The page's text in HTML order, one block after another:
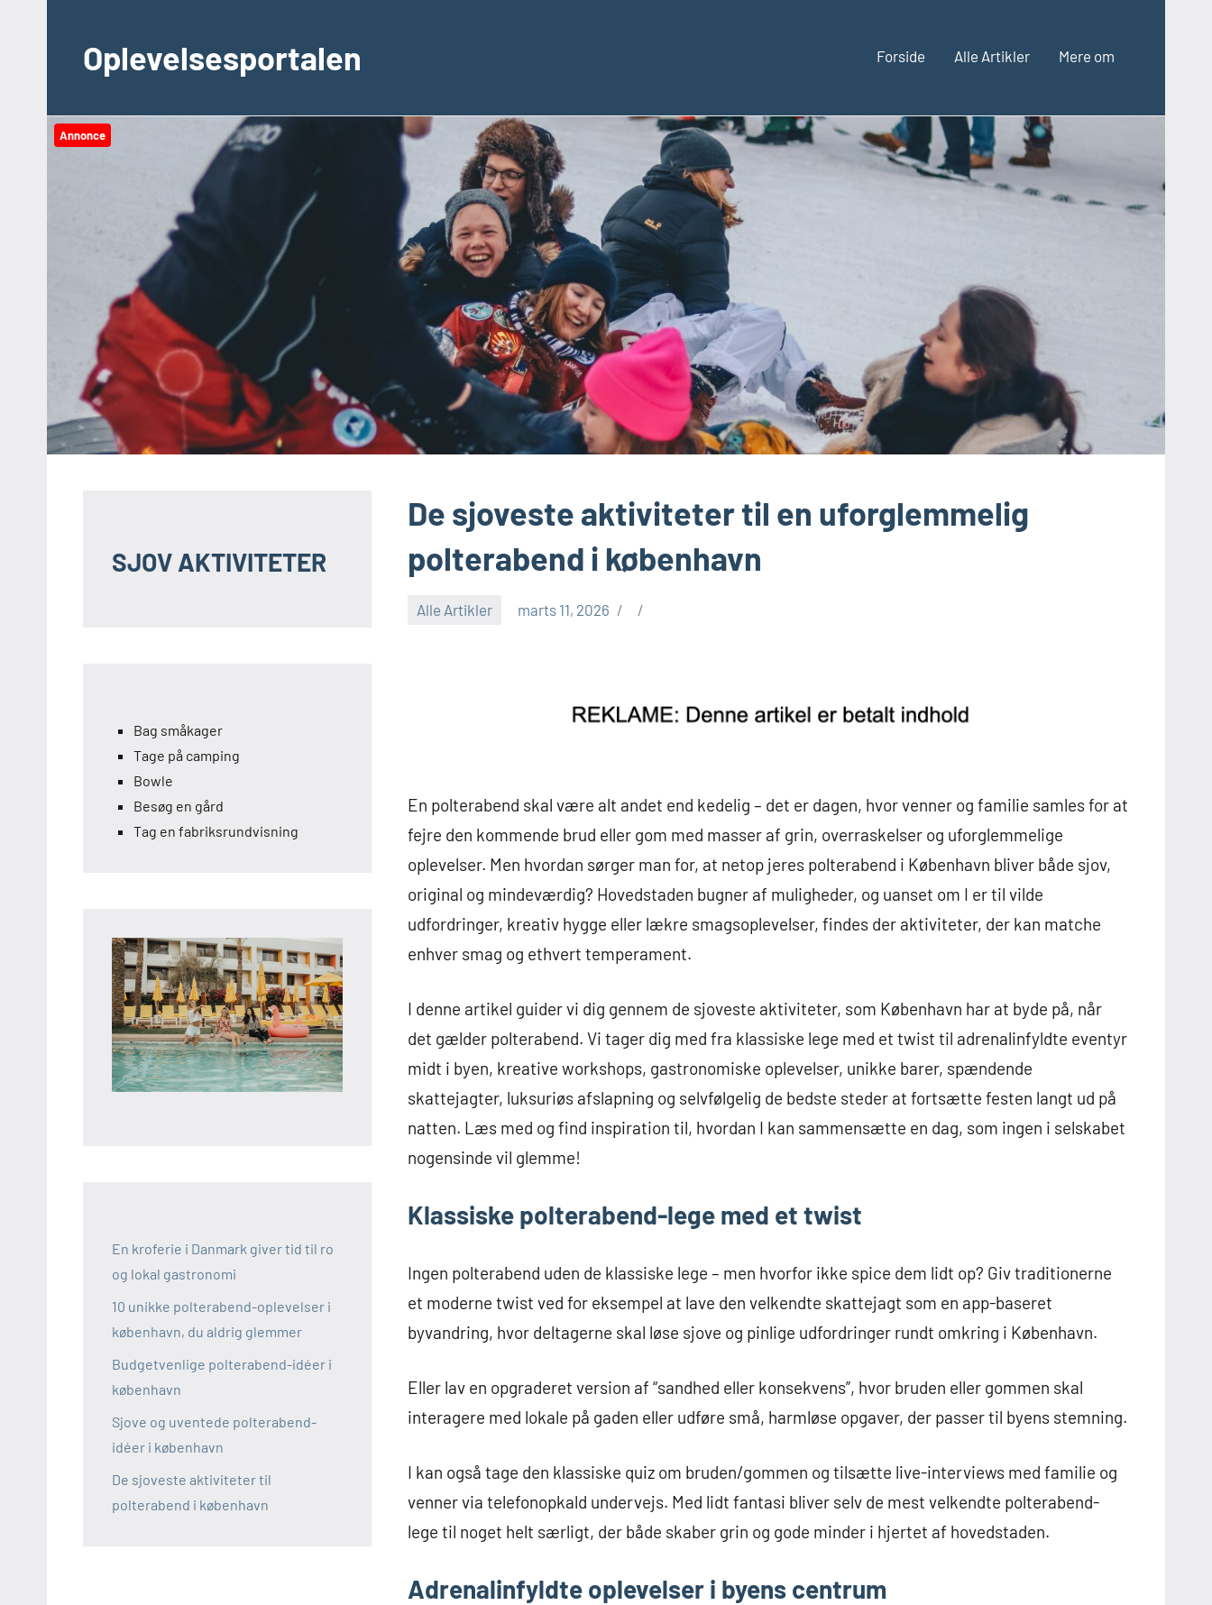
indholdOplevelsesportalen Forside Alle Artikler Mere om
Annonce
De sjoveste aktiviteter til en uforglemmelig
polterabend i københavn
Alle Artikler marts 11, 2026
En polterabend skal være alt andet end kedelig – det er dagen, hvor venner og familie samles for at
fejre den kommende brud eller gom med masser af grin, overraskelser og uforglemmelige
oplevelser. Men hvordan sørger man for, at netop jeres polterabend i København bliver både sjov,
original og mindeværdig? Hovedstaden bugner af muligheder, og uanset om I er til vilde
udfordringer, kreativ hygge eller lækre smagsoplevelser, findes der aktiviteter, der kan matche
enhver smag og ethvert temperament.
I denne artikel guider vi dig gennem de sjoveste aktiviteter, som København har at byde på, når
det gælder polterabend. Vi tager dig med fra klassiske lege med et twist til adrenalinfyldte eventyr
midt i byen, kreative workshops, gastronomiske oplevelser, unikke barer, spændende
skattejagter, luksuriøs afslapning og selvfølgelig de bedste steder at fortsætte festen langt ud på
natten. Læs med og find inspiration til, hvordan I kan sammensætte en dag, som ingen i selskabet
nogensinde vil glemme!
Klassiske polterabend-lege med et twist
Ingen polterabend uden de klassiske lege – men hvorfor ikke spice dem lidt op? Giv traditionerne
et moderne twist ved for eksempel at lave den velkendte skattejagt som en app-baseret
byvandring, hvor deltagerne skal løse sjove og pinlige udfordringer rundt omkring i København.
Eller lav en opgraderet version af “sandhed eller konsekvens”, hvor bruden eller gommen skal
interagere med lokale på gaden eller udføre små, harmløse opgaver, der passer til byens stemning.
I kan også tage den klassiske quiz om bruden/gommen og tilsætte live-interviews med familie og
venner via telefonopkald undervejs. Med lidt fantasi bliver selv de mest velkendte polterabend-
lege til noget helt særligt, der både skaber grin og gode minder i hjertet af hovedstaden.
Adrenalinfyldte oplevelser i byens centrum
SJOV AKTIVITETER
Bag småkager
Tage på camping
Bowle
Besøg en gård
Tag en fabriksrundvisning
En kroferie i Danmark giver tid til ro
og lokal gastronomi
10 unikke polterabend-oplevelser i
københavn, du aldrig glemmer
Budgetvenlige polterabend-idéer i
københavn
Sjove og uventede polterabend-
idéer i københavn
De sjoveste aktiviteter til
polterabend i københavn